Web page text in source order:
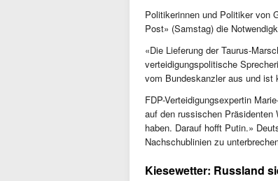
Politikerinnen und Politiker von
Post» (Samstag) die
«Die Lieferung der Taurus-
verteidigungspolitische
vom Bundeskanzler aus und ist
FDP-Verteidigungsexpertin
auf den russischen Präsidenten
haben. Darauf hofft Putin.»
Nachschublinien zu
Kiesewetter: Russland